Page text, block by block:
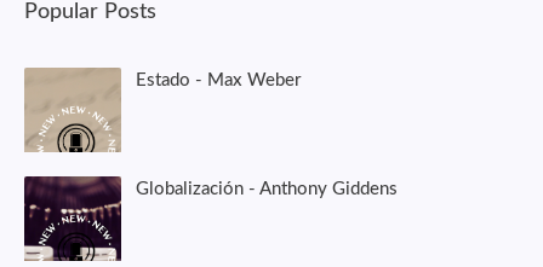
Popular Posts
Estado - Max Weber
Globalización - Anthony Giddens